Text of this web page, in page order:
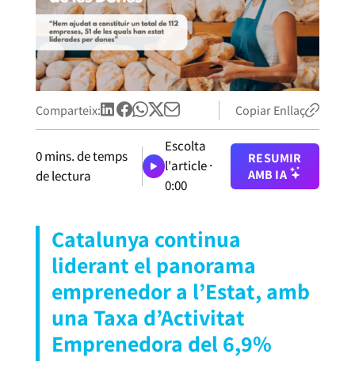
Comparteix: Copiar Enllaç
0mins. de temps
de lectura
Escolta
l'article ·
0:00
RESUMIR
AMB IA
Catalunya continua
liderant el panorama
emprenedor a l’Estat, amb
una Taxa d’Activitat
Emprenedora del 6,9%